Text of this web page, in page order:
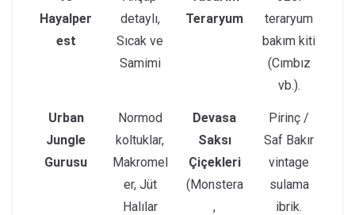
Hayalper
est
detaylı,
Sıcak ve
Samimi
Teraryum
teraryum
bakım kiti
(Cımbız
vb.).
Urban
Jungle
Gurusu
Normod
koltuklar,
Makromel
er, Jüt
Halılar
Devasa
Saksı
Çiçekleri
(Monstera
,
Pirinç /
Saf Bakır
vintage
sulama
ibrik.